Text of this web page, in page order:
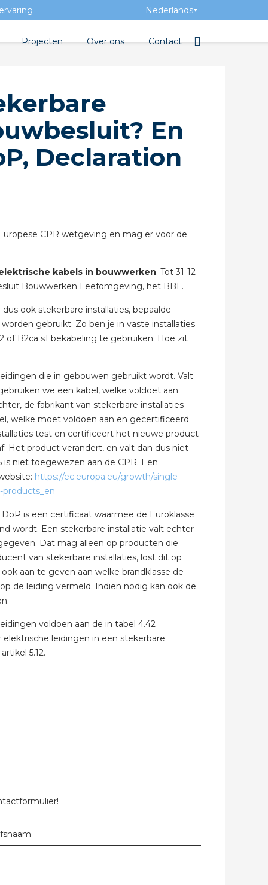
En
Declaration
CPR wetgeving en mag er voor de
kabels in bouwwerken. Tot 31-12-
Bouwwerken Leefomgeving, het BBL.
ook stekerbare installaties, bepaalde
gebruikt. Zo ben je in vaste installaties
of B2ca s1 bekabeling te gebruiken. Hoe zit
die in gebouwen gebruikt wordt. Valt
we een kabel, welke voldoet aan
de fabrikant van stekerbare installaties
welke moet voldoen aan en gecertificeerd
test en certificeert het nieuwe product
Het product verandert, en valt dan dus niet
is niet toegewezen aan de CPR. Een
https://ec.europa.eu/growth/single-
is een certificaat waarmee de Euroklasse
wordt. Een stekerbare installatie valt echter
Dat mag alleen op producten die
van stekerbare installaties, lost dit op
aan te geven aan welke brandklasse de
de leiding vermeld. Indien nodig kan ook de
voldoen aan de in tabel 4.42
leidingen in een stekerbare
5.12.
Nederlands ▼
Academy
Projecten Over ons
Geschiedenis
Toegevoegde waarde
Vacatures
Contact